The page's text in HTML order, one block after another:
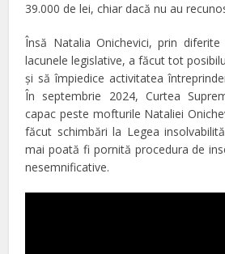
39.000 de lei, chiar dacă nu au
Însă Natalia Onichevici, prin
lacunele legislative, a făcut tot
şi să împiedice activitatea
În septembrie 2024, Curtea
capac peste mofturile Nataliei
făcut schimbări la Legea
mai poată fi pornită procedura de
nesemnificative.